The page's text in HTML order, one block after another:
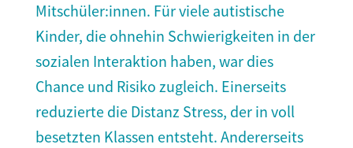
Mitschüler:innen. Für viele autistische
Kinder, die ohnehin Schwierigkeiten in der
sozialen Interaktion haben, war dies
Chance und Risiko zugleich. Einerseits
reduzierte die Distanz Stress, der in voll
besetzten Klassen entsteht. Andererseits